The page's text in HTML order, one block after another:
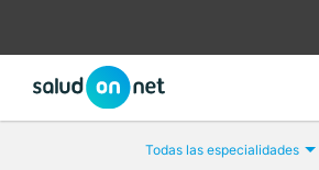
Todas las especialidades